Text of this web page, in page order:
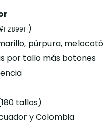
)
púrpura,
por tallo más botones
tallos)
y Colombia